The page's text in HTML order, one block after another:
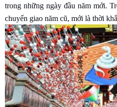
trong những ngày đầu năm mới.
chuyển giao năm cũ, mới là thời